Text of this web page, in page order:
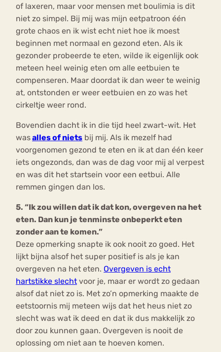
of laxeren, maar voor mensen met boulimia is dit
niet zo simpel. Bij mij was mijn eetpatroon één
grote chaos en ik wist echt niet hoe ik moest
beginnen met normaal en gezond eten. Als ik
gezonder probeerde te eten, wilde ik eigenlijk ook
meteen heel weinig eten om alle eetbuien te
compenseren. Maar doordat ik dan weer te weinig
at, ontstonden er weer eetbuien en zo was het
cirkeltje weer rond.
Bovendien dacht ik in die tijd heel zwart-wit. Het
wasalles of niets bij mij. Als ik mezelf had
voorgenomen gezond te eten en ik at dan één keer
iets ongezonds, dan was de dag voor mij al verpest
en was dit het startsein voor een eetbui. Alle
remmen gingen dan los.
5. “Ik zou willen dat ik dat kon, overgeven na het
eten. Dan kun je tenminste onbeperkt eten
zonder aan te komen.”
Deze opmerking snapte ik ook nooit zo goed. Het
lijkt bijna alsof het super positief is als je kan
overgeven na het eten. Overgeven is echt
hartstikke slecht voor je, maar er wordt zo gedaan
alsof dat niet zo is. Met zo’n opmerking maakte de
eetstoornis mij meteen wijs dat het heus niet zo
slecht was wat ik deed en dat ik dus makkelijk zo
door zou kunnen gaan. Overgeven is nooit de
oplossing om niet aan te hoeven komen.